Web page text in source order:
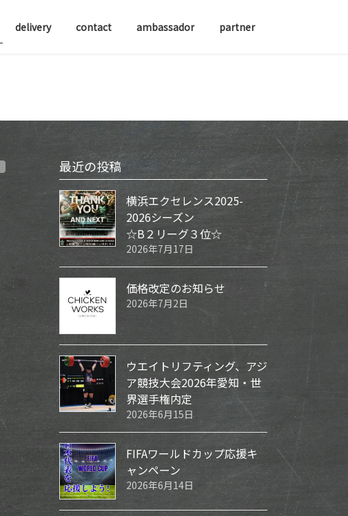
delivery contact ambassador partner
最近の投稿
横浜エクセレンス2025-
2026シーズン
☆B２リーグ３位☆
2026年7月17日
価格改定のお知らせ
2026年7月2日
ウエイトリフティング、アジ
ア競技大会2026年愛知・世
界選手権内定
2026年6月15日
FIFAワールドカップ応援キ
ャンペーン
2026年6月14日